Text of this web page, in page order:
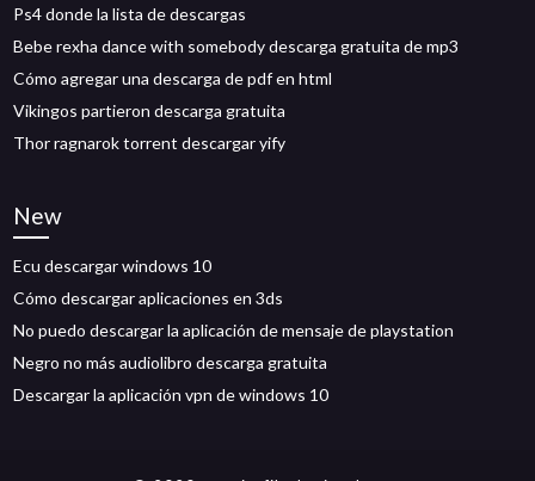
Ps4 donde la lista de descargas
Bebe rexha dance with somebody descarga gratuita de mp3
Cómo agregar una descarga de pdf en html
Vikingos partieron descarga gratuita
Thor ragnarok torrent descargar yify
New
Ecu descargar windows 10
Cómo descargar aplicaciones en 3ds
No puedo descargar la aplicación de mensaje de playstation
Negro no más audiolibro descarga gratuita
Descargar la aplicación vpn de windows 10